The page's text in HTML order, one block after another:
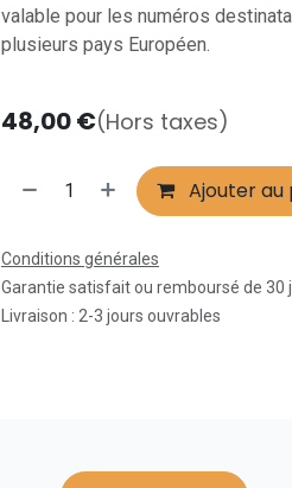
valable pour les numéros
plusieurs pays Européen.
48,00€(Hors taxes)
Ajouter au
Conditions générales
Garantie satisfait ou remboursé de 30
Livraison : 2-3 jours ouvrables